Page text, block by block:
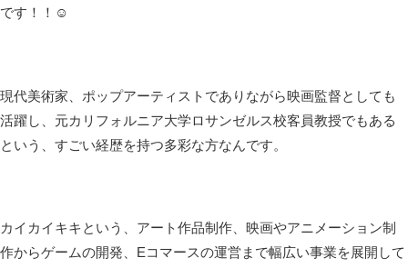
です！！☺
現代美術家、ポップアーティストでありながら映画監督としても
活躍し、元カリフォルニア大学ロサンゼルス校客員教授でもある
という、すごい経歴を持つ多彩な方なんです。
カイカイキキという、アート作品制作、映画やアニメーション制
作からゲームの開発、Eコマースの運営まで幅広い事業を展開して